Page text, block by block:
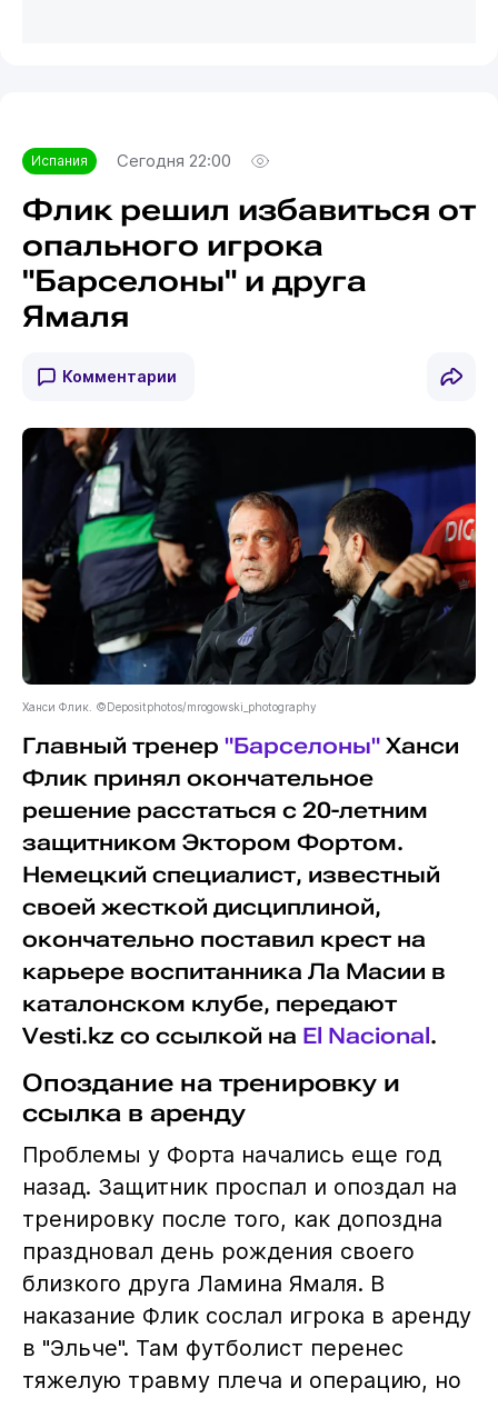
Испания Сегодня 22:00
Флик решил избавиться от
опального игрока
"Барселоны" и друга
Ямаля
Комментарии
Ханси Флик. ©Depositphotos/mrogowski_photography
Главный тренер "Барселоны"Ханси
Флик принял окончательное
решение расстаться с 20-летним
защитником Эктором Фортом.
Немецкий специалист, известный
своей жесткой дисциплиной,
окончательно поставил крест на
карьере воспитанника Ла Масии в
каталонском клубе, передают
Vesti.kz со ссылкой на El Nacional.
Опоздание на тренировку и
ссылка в аренду
Проблемы у Форта начались еще год
назад. Защитник проспал и опоздал на
тренировку после того, как допоздна
праздновал день рождения своего
близкого друга Ламина Ямаля. В
наказание Флик сослал игрока в аренду
в "Эльче". Там футболист перенес
тяжелую травму плеча и операцию, но